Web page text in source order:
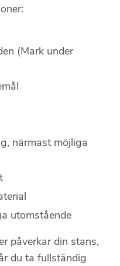
(Mark under
närmast möjliga
utomstående
påverkar din stans,
du ta fullständig